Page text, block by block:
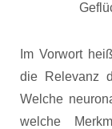
Im Vorwort
die Relevanz
Welche
welche